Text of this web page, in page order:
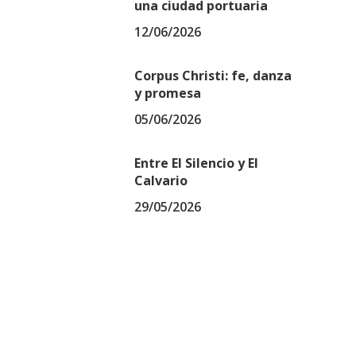
una ciudad portuaria
12/06/2026
Corpus Christi: fe, danza
y promesa
05/06/2026
Entre El Silencio y El
Calvario
29/05/2026